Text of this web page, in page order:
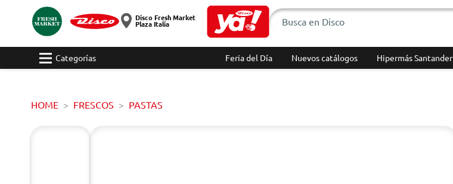
Disco Fresh Market
Plaza Italia
Categorías Feria del Día Nuevos catálogos Hipermás Santander
HOME FRESCOS PASTAS